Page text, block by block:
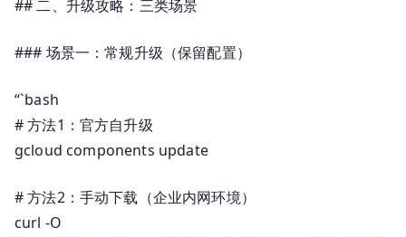
## 二、升级攻略：三类场景
### 场景一：常规升级（保留配置）
“`bash
# 方法1：官方自升级
gcloud components update
# 方法2：手动下载（企业内网环境）
curl -O